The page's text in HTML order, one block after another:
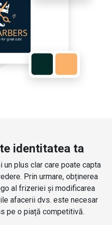
identitatea ta
un plus clar care poate capta
Prin urmare, obținerea
al frizeriei și modificarea
afacerii dvs. este necesar
pe o piață competitivă.